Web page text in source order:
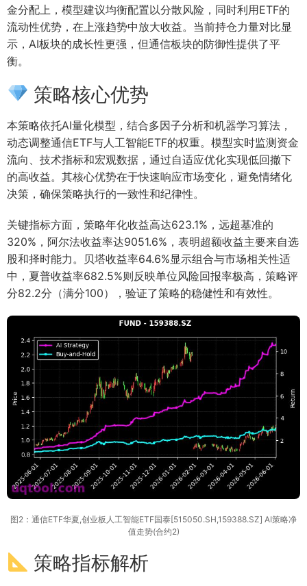
金分配上，模型建议均衡配置以分散风险，同时利用ETF的
流动性优势，在上涨趋势中放大收益。当前持仓力量对比显
示，AI板块的成长性更强，但通信板块的防御性提供了平
衡。
策略核心优势
本策略依托AI量化模型，结合多因子分析和机器学习算法，
动态调整通信ETF与人工智能ETF的权重。模型实时监测资金
流向、技术指标和宏观数据，通过自适应优化实现低回撤下
的高收益。其核心优势在于快速响应市场变化，避免情绪化
决策，确保策略执行的一致性和纪律性。
关键指标方面，策略年化收益高达623.1%，远超基准的
320%，阿尔法收益率达9051.6%，表明超额收益主要来自选
股和择时能力。贝塔收益率64.6%显示组合与市场相关性适
中，夏普收益率682.5%则反映单位风险回报率极高，策略评
分82.2分（满分100），验证了策略的稳健性和有效性。
图2：通信ETF华夏,创业板人工智能ETF国泰[515050.SH,159388.SZ] AI策略净
值走势(合约2)
策略指标解析